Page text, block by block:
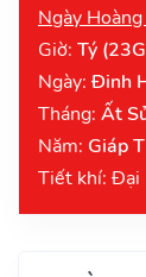
Ngày
Giờ: Tý
Ngày: Đinh
Tháng: Ất
Năm: Giáp
Tiết khí: Đại